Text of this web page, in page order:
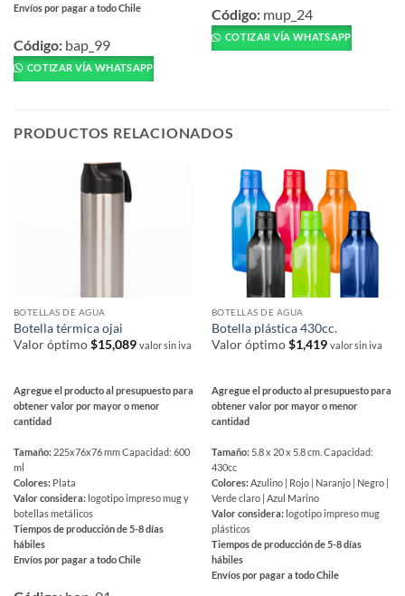
Envíos por pagar a todo Chile
producto
tiene
múltiples
opciones
Código: bap_99
COTIZAR VÍA WHATSAPP
producto
tiene
múltiples
se
página
producto
Código: mup_24
COTIZAR VÍA WHATSAPP
PRODUCTOS RELACIONADOS
BOTELLAS DE AGUA
Botella térmica ojai
Valor óptimo$15,089 valor sin iva
Agregue el producto al presupuesto para
obtener valor por mayor o menor
cantidad
Tamaño: 225x76x76 mm Capacidad: 600
ml
Colores: Plata
Valor considera: logotipo impreso mug y
botellas metálicos
Tiempos de producción de 5-8 días
hábiles
Envíos por pagar a todo Chile
BOTELLAS DE AGUA
Botella plástica 430cc.
Valor óptimo$1,419 valor sin iva
Agregue el producto al presupuesto para
obtener valor por mayor o menor
cantidad
Tamaño: 5.8 x 20 x 5.8 cm. Capacidad:
430cc
Colores:Azulino | Rojo | Naranjo | Negro |
Verde claro | Azul Marino
Valor considera: logotipo impreso mug
plásticos
Tiempos de producción de 5-8 días
hábiles
Envíos por pagar a todo Chile